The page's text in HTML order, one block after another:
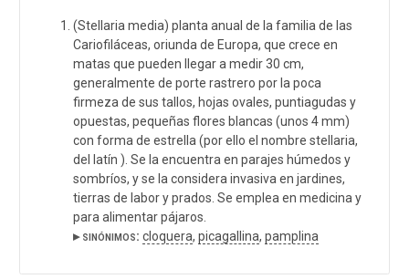
(Stellaria media) planta anual de la familia de las
Cariofiláceas, oriunda de Europa, que crece en
matas que pueden llegar a medir 30 cm,
generalmente de porte rastrero por la poca
firmeza de sus tallos, hojas ovales, puntiagudas y
opuestas, pequeñas flores blancas (unos 4 mm)
con forma de estrella (por ello el nombre stellaria,
del latín ). Se la encuentra en parajes húmedos y
sombríos, y se la considera invasiva en jardines,
tierras de labor y prados. Se emplea en medicina y
para alimentar pájaros.
▸ sinónimos: cloquera, picagallina, pamplina